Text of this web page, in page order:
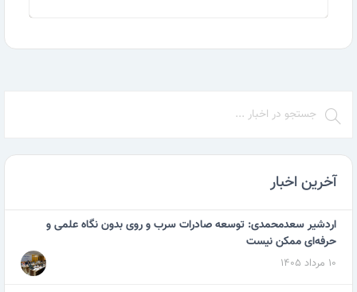
آخرین اخبار
اردشیر سعدمحمدی: توسعه صادرات سرب و روی بدون نگاه علمی و
حرفه‌ای ممکن نیست
۱۰ مرداد ۱۴۰۵